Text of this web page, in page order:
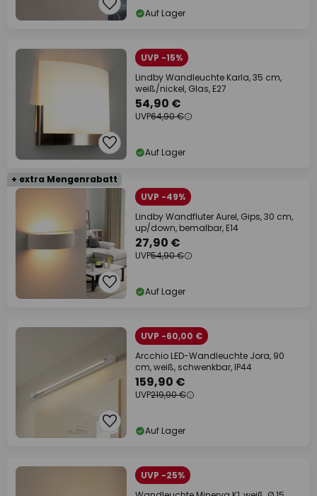
Auf Lager
UVP -15%
Lindby Wandleuchte Karla, 35 cm,
weiß/nickel, Glas, E27
54,90 €
UVP64,90 €
Auf Lager
+ extra Mengenrabatt
UVP -49%
Lindby Wandfluter Aurel, Gips, 30 cm,
up/down, bemalbar, E14
27,90 €
UVP54,90 €
Auf Lager
UVP -60,00 €
Arcchio LED-Wandleuchte Jora, 90
cm, weiß, schwenkbar, IP44
159,90 €
UVP219,90 €
Auf Lager
UVP -25%